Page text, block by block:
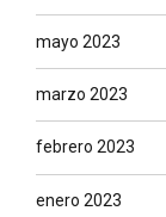
mayo 2023
marzo 2023
febrero 2023
enero 2023